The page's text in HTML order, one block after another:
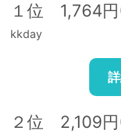
１位 1,764
kkday
２位 2,109